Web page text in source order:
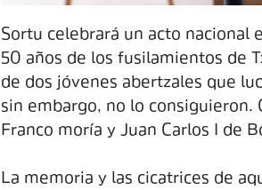
Sortu celebrará un acto nacional
50 años de los fusilamientos de
de dos jóvenes abertzales que
sin embargo, no lo consiguieron.
Franco moría y Juan Carlos I de
La memoria y las cicatrices de